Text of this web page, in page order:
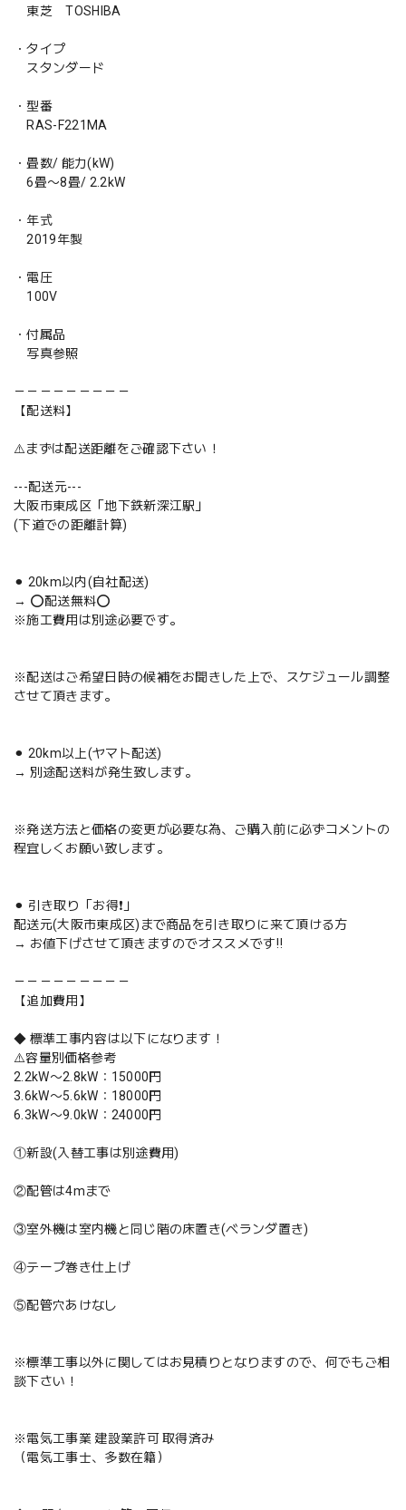
東芝 TOSHIBA
・タイプ
スタンダード
・型番
RAS-F221MA
・畳数/ 能力(kW)
6畳〜8畳/ 2.2kW
・年式
2019年製
・電圧
100V
・付属品
写真参照
－－－－－－－－－
【配送料】
⚠️まずは配送距離をご確認下さい！
---配送元---
大阪市東成区「地下鉄新深江駅」
(下道での距離計算)
⚫︎ 20km以内(自社配送)
→ ⭕️配送無料⭕️
※施工費用は別途必要です。
※配送はご希望日時の候補をお聞きした上で、スケジュール調整
させて頂きます。
⚫︎ 20km以上(ヤマト配送)
→ 別途配送料が発生致します。
※発送方法と価格の変更が必要な為、ご購入前に必ずコメントの
程宜しくお願い致します。
⚫︎ 引き取り「お得❗️」
配送元(大阪市東成区)まで商品を引き取りに来て頂ける方
→ お値下げさせて頂きますのでオススメです‼️
－－－－－－－－－
【追加費用】
◆ 標準工事内容は以下になります！
⚠️容量別価格参考
2.2kW〜2.8kW：15000円
3.6kW〜5.6kW：18000円
6.3kW〜9.0kW：24000円
①新設(入替工事は別途費用)
②配管は4mまで
③室外機は室内機と同じ階の床置き(ベランダ置き)
④テープ巻き仕上げ
⑤配管穴あけなし
※標準工事以外に関してはお見積りとなりますので、何でもご相
談下さい！
※電気工事業 建設業許可 取得済み
（電気工事士、多数在籍）